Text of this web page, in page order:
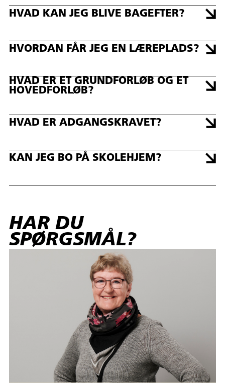
HVAD KAN JEG BLIVE BAGEFTER?
HVORDAN FÅR JEG EN LÆREPLADS?
HVAD ER ET GRUNDFORLØB OG ET
HOVEDFORLØB?
HVAD ER ADGANGSKRAVET?
KAN JEG BO PÅ SKOLEHJEM?
HAR DU
SPØRGSMÅL?